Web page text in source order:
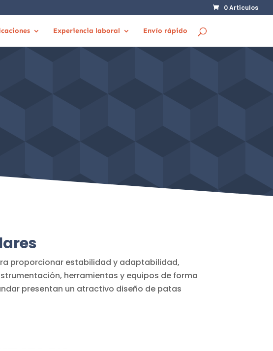
0 Artículos
Experiencia laboral Envío rápido
proporcionar estabilidad y adaptabilidad,
herramientas y equipos de forma
presentan un atractivo diseño de patas